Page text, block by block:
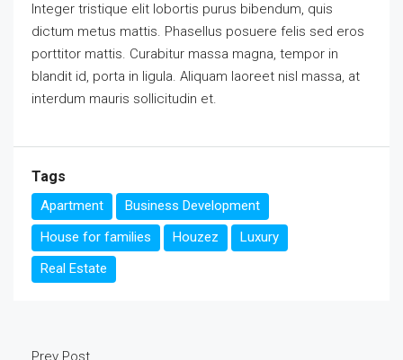
Integer tristique elit lobortis purus bibendum, quis
dictum metus mattis. Phasellus posuere felis sed eros
porttitor mattis. Curabitur massa magna, tempor in
blandit id, porta in ligula. Aliquam laoreet nisl massa, at
interdum mauris sollicitudin et.
Tags
Apartment
Business Development
House for families
Houzez
Luxury
Real Estate